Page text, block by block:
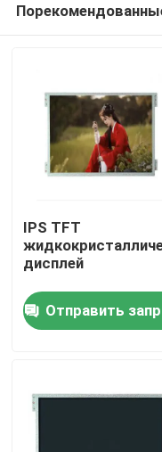
Видеозаписи
IPS TFT
дисплей
Отправить